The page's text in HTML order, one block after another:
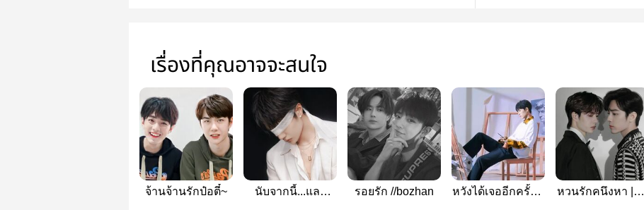
เรื่องที่คุณอาจจะสนใจ
จ้านจ้านรักป๋อตี๋~
นับจากนี้...และ
รอยรัก //bozhan
หวังได้เจออีกครั้ง ||
หวนรักคนึงหา |ป๋อ